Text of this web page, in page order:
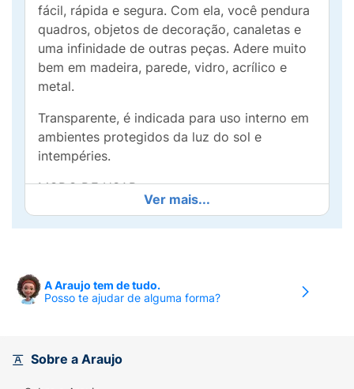
fácil, rápida e segura. Com ela, você pendura
quadros, objetos de decoração, canaletas e
uma infinidade de outras peças. Adere muito
bem em madeira, parede, vidro, acrílico e
metal.
Transparente, é indicada para uso interno em
ambientes protegidos da luz do sol e
intempéries.
MODO DE USAR:
1. Faça a marcação prévia no local onde
aplicar o objeto, bem como o próprio objeto,
estejam livres de sujeira e oleosidade.
10cm sustenta 300g, desde que seja bem
posicionada no objeto a ser fixado e que
Ver mais...
A Araujo tem de tudo.
Posso te ajudar de alguma forma?
Sobre a Araujo